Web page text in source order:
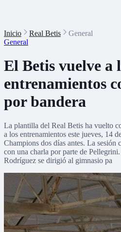
Inicio Real Betis
General
General
El Betis vuelve a
entrenamientos
por bandera
La plantilla del Real Betis ha vuelto
a los entrenamientos este jueves, 14
Champions dos días antes. La sesión
con una charla por parte de
Rodríguez se dirigió al gimnasio pa